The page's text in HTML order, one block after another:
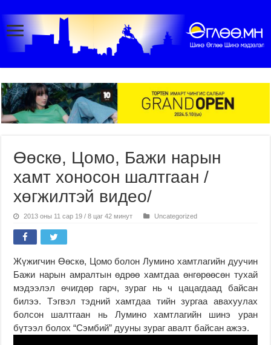
Өөскө, Цомо, Бажи нарын
хамт хоносон шалтгаан /
хөгжилтэй видео/
2013 оны 11 сар 19 / 8 цаг 42 минут Uncategorized
Жүжигчин Өөскө, Цомо болон Лумино хамтлагийн дуучин
Бажи нарын амралтын өдрөө хамтдаа өнгөрөөсөн тухай
мэдээлэл өчигдөр гарч, зураг нь ч цацагдаад байсан
билээ. Тэгвэл тэдний хамтдаа тийн зургаа авахуулах
болсон шалтгаан нь Лумино хамтлагийн шинэ уран
бүтээл болох “Сэмбий” дууны зураг авалт байсан ажээ.